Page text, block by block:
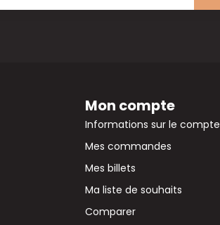
Mon compte
Informations sur le compte
Mes commandes
Mes billets
Ma liste de souhaits
Comparer